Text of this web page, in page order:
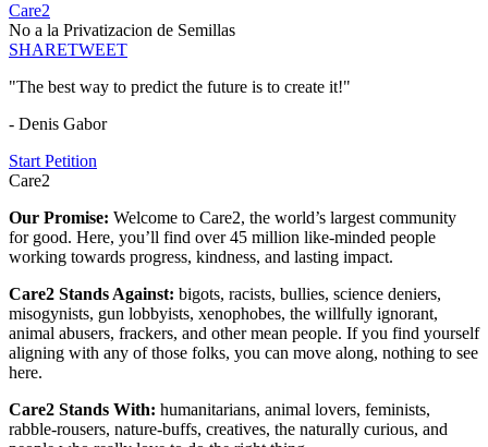
Care2
No a la Privatizacion de Semillas
SHARETWEET
"The best way to predict the future is to create it!"
- Denis Gabor
Start Petition
Care2
Our Promise: Welcome to Care2, the world’s largest community
for good. Here, you’ll find over 45 million like-minded people
working towards progress, kindness, and lasting impact.
Care2 Stands Against: bigots, racists, bullies, science deniers,
misogynists, gun lobbyists, xenophobes, the willfully ignorant,
animal abusers, frackers, and other mean people. If you find yourself
aligning with any of those folks, you can move along, nothing to see
here.
Care2 Stands With: humanitarians, animal lovers, feminists,
rabble-rousers, nature-buffs, creatives, the naturally curious, and